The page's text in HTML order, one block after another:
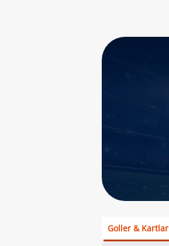
Goller & Kartlar